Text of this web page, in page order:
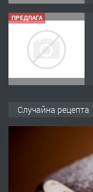
ПРЕДЛАГА
ПРЕДЛАГА
Случайна рецепта